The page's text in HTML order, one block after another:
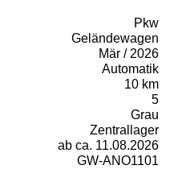
Pkw
Geländewagen
Mär / 2026
Automatik
10 km
5
Grau
Zentrallager
ab ca. 11.08.2026
GW-ANO1101